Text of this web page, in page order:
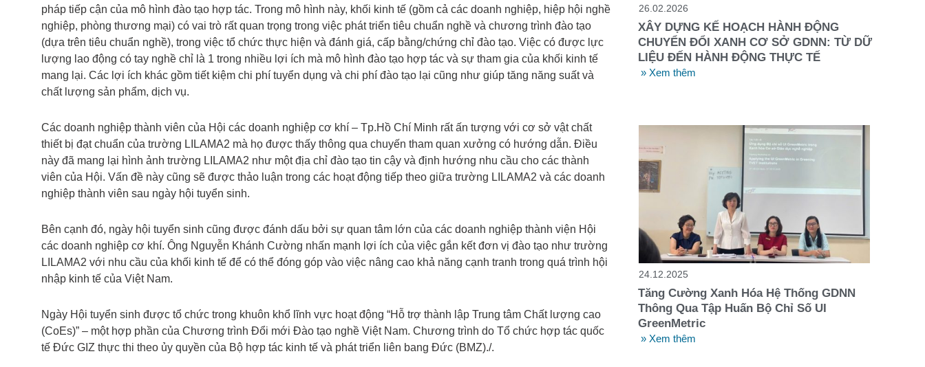
pháp tiếp cận của mô hình đào tạo hợp tác. Trong mô hình này, khối kinh tế (gồm cả các doanh nghiệp, hiệp hội nghề
nghiệp, phòng thương mại) có vai trò rất quan trọng trong việc phát triển tiêu chuẩn nghề và chương trình đào tạo
(dựa trên tiêu chuẩn nghề), trong việc tổ chức thực hiện và đánh giá, cấp bằng/chứng chỉ đào tạo. Việc có được lực
lượng lao động có tay nghề chỉ là 1 trong nhiều lợi ích mà mô hình đào tạo hợp tác và sự tham gia của khối kinh tế
mang lại. Các lợi ích khác gồm tiết kiệm chi phí tuyển dụng và chi phí đào tạo lại cũng như giúp tăng năng suất và
chất lượng sản phẩm, dịch vụ.
Các doanh nghiệp thành viên của Hội các doanh nghiệp cơ khí – Tp.Hồ Chí Minh rất ấn tượng với cơ sở vật chất
thiết bị đạt chuẩn của trường LILAMA2 mà họ được thấy thông qua chuyến tham quan xưởng có hướng dẫn. Điều
này đã mang lại hình ảnh trường LILAMA2 như một địa chỉ đào tạo tin cậy và định hướng nhu cầu cho các thành
viên của Hội. Vấn đề này cũng sẽ được thảo luận trong các hoạt động tiếp theo giữa trường LILAMA2 và các doanh
nghiệp thành viên sau ngày hội tuyển sinh.
Bên cạnh đó, ngày hội tuyển sinh cũng được đánh dấu bởi sự quan tâm lớn của các doanh nghiệp thành viện Hội
các doanh nghiệp cơ khí. Ông Nguyễn Khánh Cường nhấn mạnh lợi ích của việc gắn kết đơn vị đào tạo như trường
LILAMA2 với nhu cầu của khối kinh tế để có thể đóng góp vào việc nâng cao khả năng cạnh tranh trong quá trình hội
nhập kinh tế của Việt Nam.
Ngày Hội tuyển sinh được tổ chức trong khuôn khổ lĩnh vực hoạt động “Hỗ trợ thành lập Trung tâm Chất lượng cao
(CoEs)” – một hợp phần của Chương trình Đổi mới Đào tạo nghề Việt Nam. Chương trình do Tổ chức hợp tác quốc
tế Đức GIZ thực thi theo ủy quyền của Bộ hợp tác kinh tế và phát triển liên bang Đức (BMZ)./.
26.02.2026
XÂY DỰNG KẾ HOẠCH HÀNH ĐỘNG
CHUYỂN ĐỔI XANH CƠ SỞ GDNN: TỪ DỮ
LIỆU ĐẾN HÀNH ĐỘNG THỰC TẾ
» Xem thêm
24.12.2025
Tăng Cường Xanh Hóa Hệ Thống GDNN
Thông Qua Tập Huấn Bộ Chỉ Số UI
GreenMetric
» Xem thêm